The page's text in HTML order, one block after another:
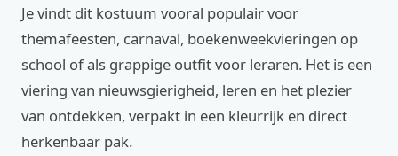
Je vindt dit kostuum vooral populair voor
themafeesten, carnaval, boekenweekvieringen op
school of als grappige outfit voor leraren. Het is een
viering van nieuwsgierigheid, leren en het plezier
van ontdekken, verpakt in een kleurrijk en direct
herkenbaar pak.